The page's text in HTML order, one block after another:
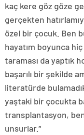
kaç kere göz göze
gerçekten
özel bir çocuk. Ben
hayatım boyunca
taraması da yaptık
başarılı bir şekilde
literatürde
yaştaki bir çocukta
transplantasyon,
unsurlar.”